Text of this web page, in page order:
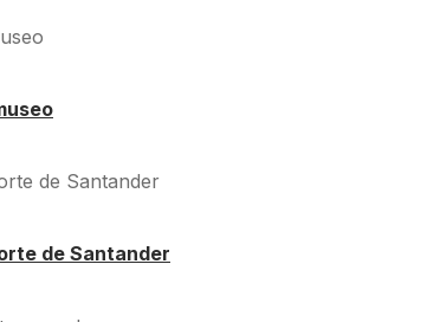
de Santander